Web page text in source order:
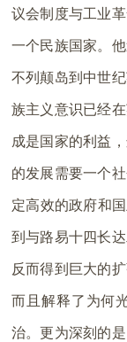
议会制度与工业
一个民族国家。
不列颠岛到中世
族主义意识已经
成是国家的利益
的发展需要一个
定高效的政府和
到与路易十四长
反而得到巨大的
而且解释了为何
治。更为深刻的